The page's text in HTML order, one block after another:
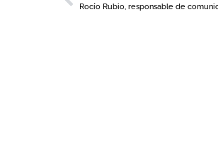
Rocío Rubio, responsable de